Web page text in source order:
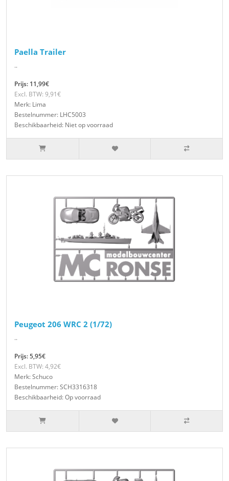
Paella Trailer
..
Prijs: 11,99€
Excl. BTW: 9,91€
Merk: Lima
Bestelnummer: LHC5003
Beschikbaarheid: Niet op voorraad
Peugeot 206 WRC 2 (1/72)
..
Prijs: 5,95€
Excl. BTW: 4,92€
Merk: Schuco
Bestelnummer: SCH3316318
Beschikbaarheid: Op voorraad